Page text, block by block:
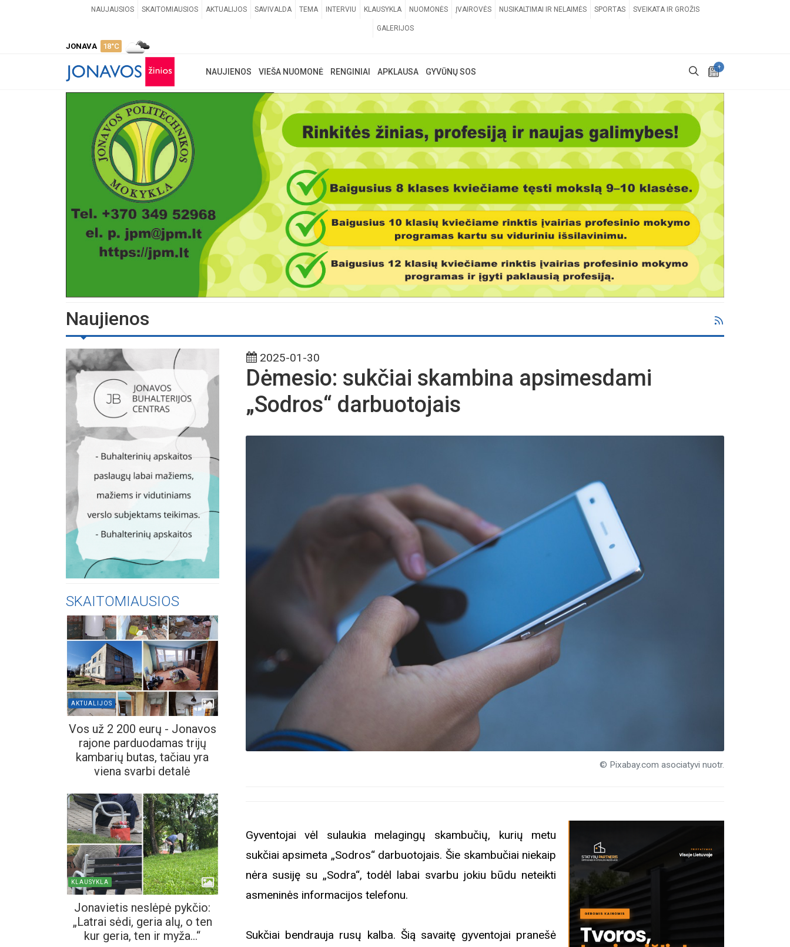
NAUJAUSIOS SKAITOMIAUSIOS AKTUALIJOS SAVIVALDA TEMA INTERVIU KLAUSYKLA NUOMONĖS ĮVAIROVĖS NUSIKALTIMAI IR NELAIMĖS SPORTAS SVEIKATA IR GROŽIS
GALERIJOS
JONAVA 18°C
+
NAUJIENOS VIEŠA NUOMONĖ RENGINIAI APKLAUSA GYVŪNŲ SOS
Naujienos
SKAITOMIAUSIOS
AKTUALIJOS
Vos už 2 200 eurų - Jonavos
rajone parduodamas trijų
kambarių butas, tačiau yra
viena svarbi detalė
KLAUSYKLA
Jonavietis neslėpė pykčio:
„Latrai sėdi, geria alų, o ten
kur geria, ten ir myža...“
2025-01-30
Dėmesio: sukčiai skambina apsimesdami
„Sodros“ darbuotojais
© Pixabay.com asociatyvi nuotr.
Gyventojai vėl sulaukia melagingų skambučių, kurių metu
sukčiai apsimeta „Sodros“ darbuotojais. Šie skambučiai niekaip
nėra susiję su „Sodra“, todėl labai svarbu jokiu būdu neteikti
asmeninės informacijos telefonu.
Sukčiai bendrauja rusų kalba. Šią savaitę gyventojai pranešė